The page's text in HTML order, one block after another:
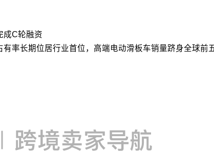
成C轮融资
率长期位居行业首位，高端电动滑板车销量跻身全球前五